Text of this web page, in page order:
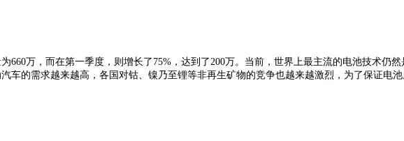
660万，而在第一季度，则增长了75%，达到了200万。当前，世界上最主流的电池技术仍
车的需求越来越高，各国对钴、镍乃至锂等非再生矿物的竞争也越来越激烈，为了保证电